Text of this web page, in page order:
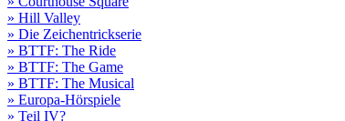
» Hill Valley
» Die Zeichentrickserie
» BTTF: The Ride
» BTTF: The Game
» BTTF: The Musical
» Europa-Hörspiele
» Teil IV?